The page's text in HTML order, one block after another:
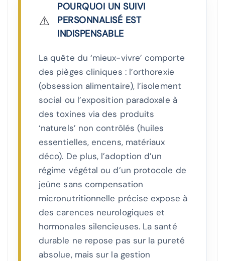
⚠️
POURQUOI UN SUIVI
PERSONNALISÉ EST
INDISPENSABLE
La quête du ‘mieux-vivre’ comporte
des pièges cliniques : l’orthorexie
(obsession alimentaire), l’isolement
social ou l’exposition paradoxale à
des toxines via des produits
‘naturels’ non contrôlés (huiles
essentielles, encens, matériaux
déco). De plus, l’adoption d’un
régime végétal ou d’un protocole de
jeûne sans compensation
micronutritionnelle précise expose à
des carences neurologiques et
hormonales silencieuses. La santé
durable ne repose pas sur la pureté
absolue, mais sur la gestion